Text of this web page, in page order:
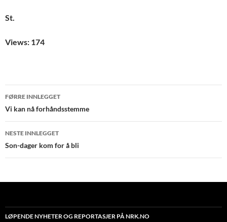
St.
Views: 174
Innleggsnavigering
FØRRE INNLEGGET
Vi kan nå forhåndsstemme
NESTE INNLEGGET
Son-dager kom for å bli
LØPENDE NYHETER OG REPORTASJER PÅ NRK.NO